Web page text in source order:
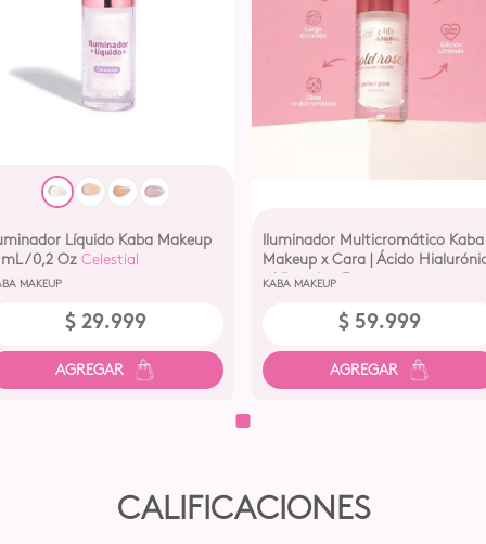
Líquido Kaba Makeup
/0,2 Oz Celestial
MAKEUP
$ 29.999
Iluminador Multicromático Kaba
Makeup x Cara | Ácido
+ Vitamina E
KABA MAKEUP
$ 59.999